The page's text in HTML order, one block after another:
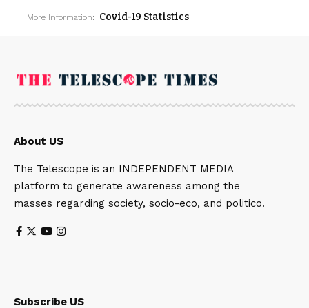
More Information: Covid-19 Statistics
About US
The Telescope is an INDEPENDENT MEDIA
platform to generate awareness among the
masses regarding society, socio-eco, and politico.
Subscribe US